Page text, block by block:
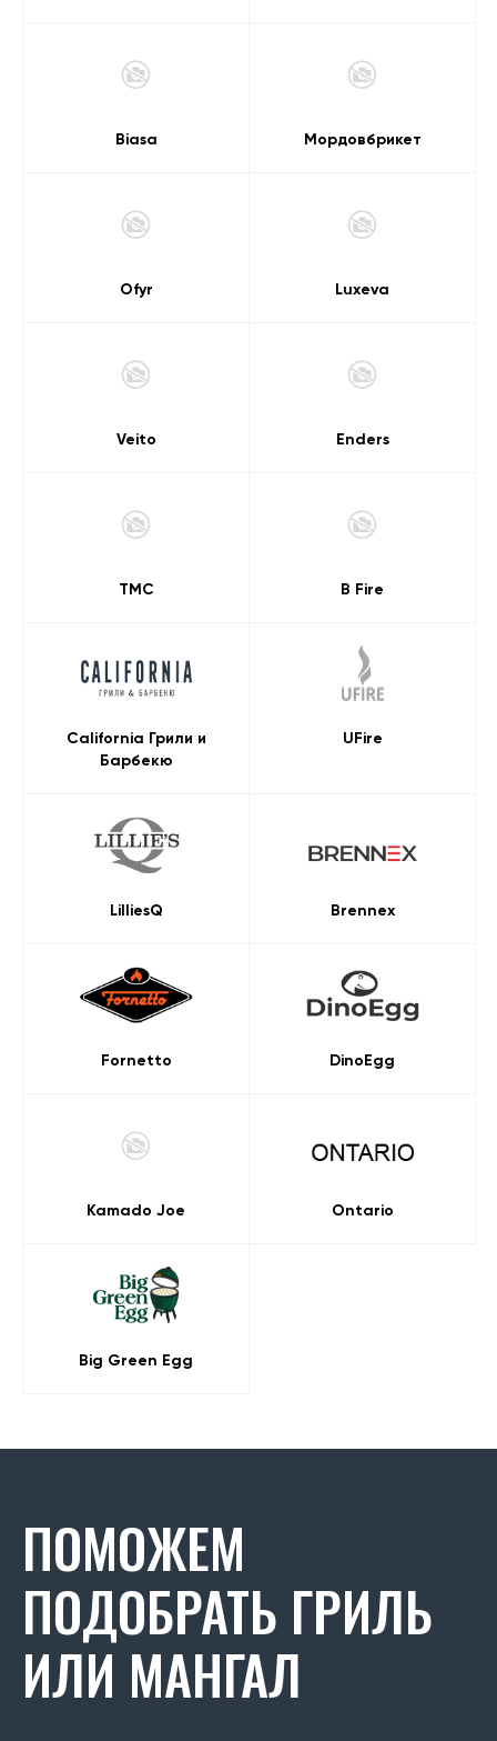
Biasa Мордовбрикет
Ofyr Luxeva
Veito Enders
TMC B Fire
California Грили и
Барбекю
UFire
LilliesQ Brennex
Fornetto DinoEgg
Kamado Joe Ontario
Big Green Egg
ПОМОЖЕМ
ПОДОБРАТЬ ГРИЛЬ
ИЛИ МАНГАЛ